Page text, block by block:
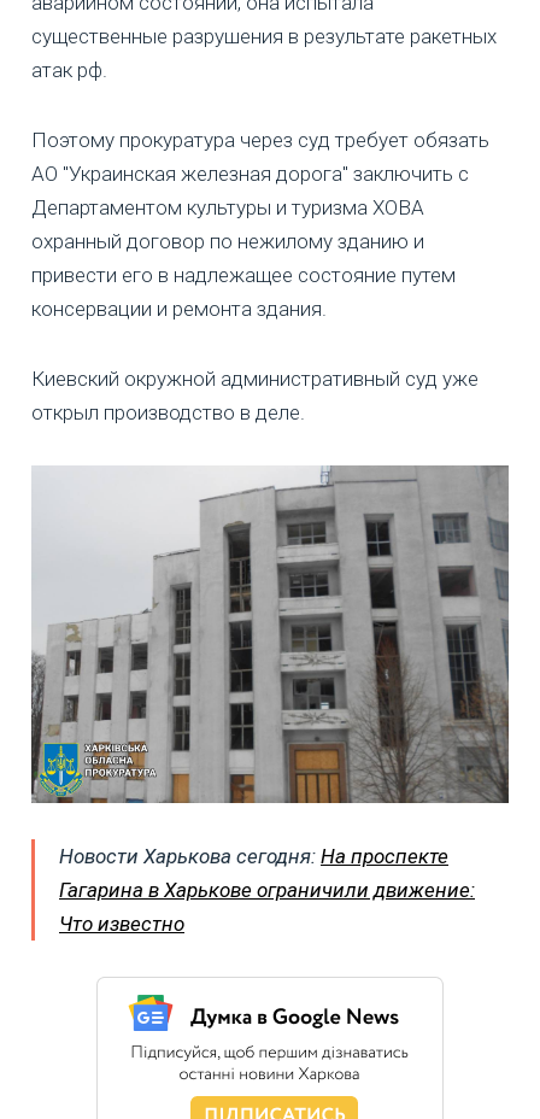
существенные разрушения в результате ракетных
атак рф.
Поэтому прокуратура через суд требует обязать
АО "Украинская железная дорога" заключить с
Департаментом культуры и туризма ХОВА
охранный договор по нежилому зданию и
привести его в надлежащее состояние путем
консервации и ремонта здания.
Киевский окружной административный суд уже
открыл производство в деле.
Новости Харькова сегодня: На проспекте
Гагарина в Харькове ограничили движение:
Что известно